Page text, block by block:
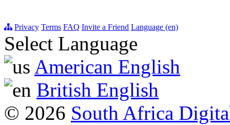
Privacy Terms FAQ Invite a Friend Language (en)
Select Language
American English
British English
© 2026 South Africa